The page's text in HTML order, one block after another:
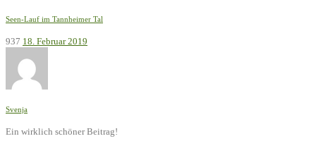
Seen-Lauf im Tannheimer Tal
937 18. Februar 2019
Svenja
Ein wirklich schöner Beitrag!